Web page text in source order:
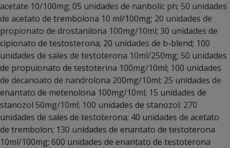
acetate 10/100mg; 05 unidades de nanbolic ph; 50 unidades
de acetato de trembolona 10 ml/100mg; 20 unidades de
propionato de drostanilona 100mg/10ml; 30 unidades de
cipionato de testosterona; 20 unidades de b-blend; 100
unidades de sales de testoterona 10ml/250mg; 50 unidades
de propuionato de testoterina 100mg/10ml; 100 unidades
de decanoato de nandrolona 200mg/10ml; 25 unidades de
enantato de metenolona 100mg/10ml; 15 unidades de
stanozol 50mg/10ml; 100 unidades de stanozol; 270
unidades de sales de testoterona; 40 unidades de acetato
de trembolon; 130 unidades de enantato de testoterona
10ml/100mg; 600 unidades de enantato de testoterona